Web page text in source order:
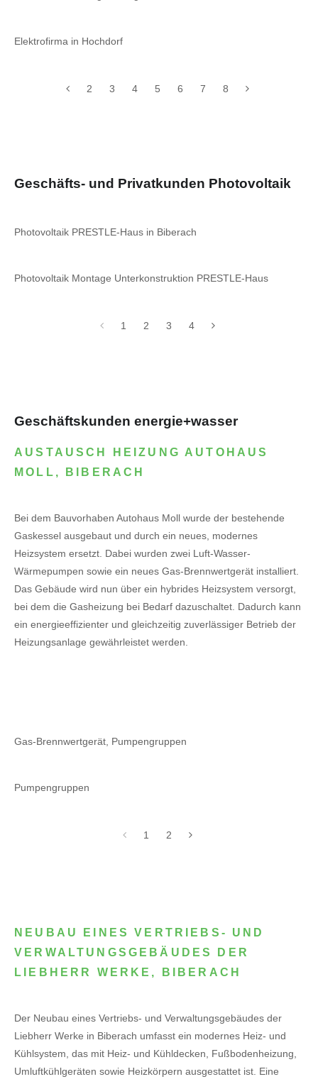
Elektrofirma in Hochdorf
2 3 4 5 6 7 8
Geschäfts- und Privatkunden Photovoltaik
Photovoltaik PRESTLE-Haus in Biberach
Photovoltaik Montage Unterkonstruktion PRESTLE-Haus
1 2 3 4
Geschäftskunden energie+wasser
AUSTAUSCH HEIZUNG AUTOHAUS
MOLL, BIBERACH
Bei dem Bauvorhaben Autohaus Moll wurde der bestehende
Gaskessel ausgebaut und durch ein neues, modernes
Heizsystem ersetzt. Dabei wurden zwei Luft-Wasser-
Wärmepumpen sowie ein neues Gas-Brennwertgerät installiert.
Das Gebäude wird nun über ein hybrides Heizsystem versorgt,
bei dem die Gasheizung bei Bedarf dazuschaltet. Dadurch kann
ein energieeffizienter und gleichzeitig zuverlässiger Betrieb der
Heizungsanlage gewährleistet werden.
Gas-Brennwertgerät, Pumpengruppen
Pumpengruppen
1 2
NEUBAU EINES VERTRIEBS- UND
VERWALTUNGSGEBÄUDES DER
LIEBHERR WERKE, BIBERACH
Der Neubau eines Vertriebs- und Verwaltungsgebäudes der
Liebherr Werke in Biberach umfasst ein modernes Heiz- und
Kühlsystem, das mit Heiz- und Kühldecken, Fußbodenheizung,
Umluftkühlgeräten sowie Heizkörpern ausgestattet ist. Eine